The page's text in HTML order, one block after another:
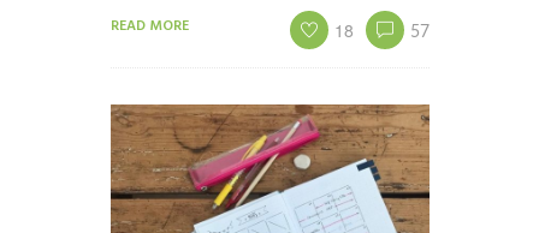
READ MORE 18 57